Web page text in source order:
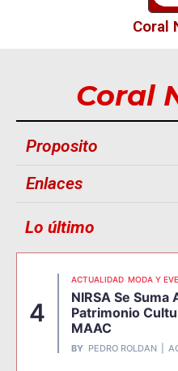
Coral
Coral
Proposito
Enlaces
Lo último
4
ACTUALIDAD MODA Y
NIRSA Se Suma
Patrimonio
MAAC
BY PEDRO ROLDAN